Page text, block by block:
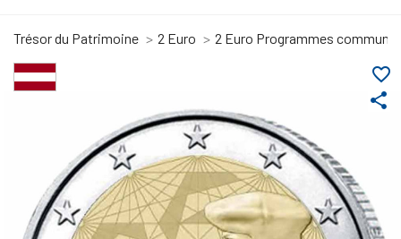
Trésor du Patrimoine 2 Euro 2 Euro Programmes communs
share
favorite_border